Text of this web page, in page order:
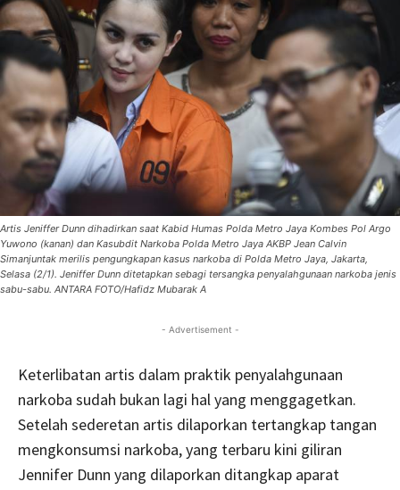
Artis Jeniffer Dunn dihadirkan saat Kabid Humas Polda Metro Jaya Kombes Pol Argo
Yuwono (kanan) dan Kasubdit Narkoba Polda Metro Jaya AKBP Jean Calvin
Simanjuntak merilis pengungkapan kasus narkoba di Polda Metro Jaya, Jakarta,
Selasa (2/1). Jeniffer Dunn ditetapkan sebagi tersangka penyalahgunaan narkoba jenis
sabu-sabu. ANTARA FOTO/Hafidz Mubarak A
- Advertisement -
Keterlibatan artis dalam praktik penyalahgunaan
narkoba sudah bukan lagi hal yang menggagetkan.
Setelah sederetan artis dilaporkan tertangkap tangan
mengkonsumsi narkoba, yang terbaru kini giliran
Jennifer Dunn yang dilaporkan ditangkap aparat